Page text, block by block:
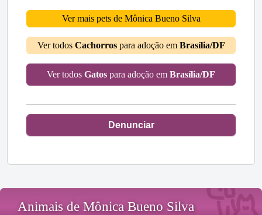
Ver mais pets de Mônica Bueno Silva
Ver todos Cachorrospara adoção em Brasília/DF
Ver todos Gatos para adoção em Brasília/DF
Denunciar
Animais de Mônica Bueno Silva